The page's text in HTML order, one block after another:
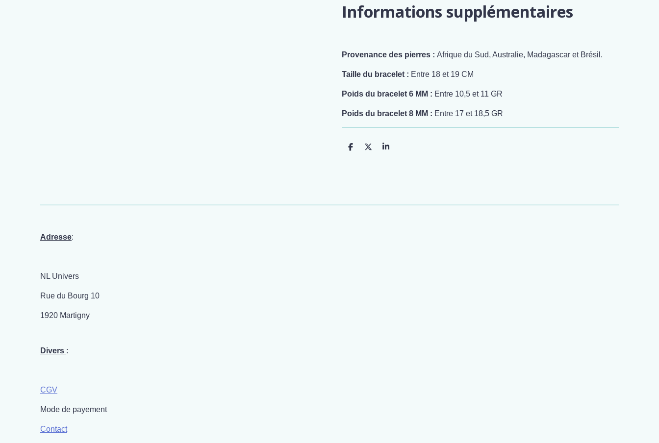
Informations supplémentaires
Provenance des pierres : Afrique du Sud, Australie, Madagascar et Brésil.
Taille du bracelet : Entre 18 et 19 CM
Poids du bracelet 6 MM : Entre 10,5 et 11 GR
Poids du bracelet 8 MM : Entre 17 et 18,5 GR
P
r
P
r
P
r
Adresse:
NL Univers
Rue du Bourg 10
1920 Martigny
Divers :
CGV
Mode de payement
Contact